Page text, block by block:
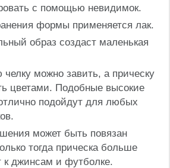
с помощью невидимок.
формы применяется лак.
образ создаст маленькая
можно завить, а прическу
цветами. Подобные высокие
подойдут для любых
может быть повязан
тогда прическа больше
к джинсам и футболке.